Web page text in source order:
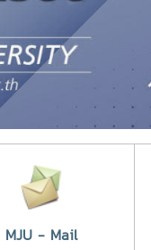
MJU - Mail